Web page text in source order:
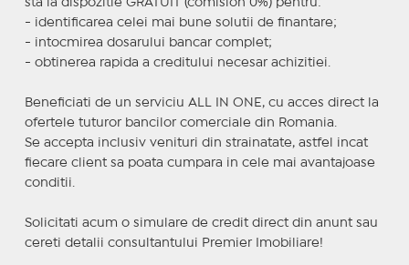
sta la dispozitie GRATUIT (comision 0%) pentru:
- identificarea celei mai bune solutii de finantare;
- intocmirea dosarului bancar complet;
- obtinerea rapida a creditului necesar achizitiei.
Beneficiati de un serviciu ALL IN ONE, cu acces direct la
ofertele tuturor bancilor comerciale din Romania.
Se accepta inclusiv venituri din strainatate, astfel incat
fiecare client sa poata cumpara in cele mai avantajoase
conditii.
Solicitati acum o simulare de credit direct din anunt sau
cereti detalii consultantului Premier Imobiliare!